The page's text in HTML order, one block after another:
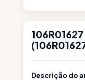
106R01627
Descrição do